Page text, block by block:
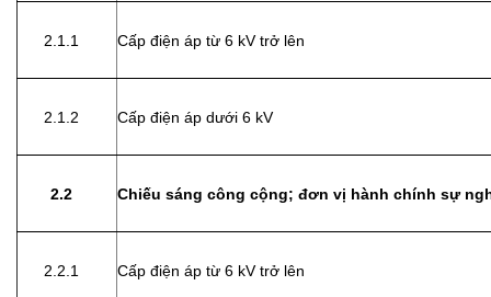
2.1.1 Cấp điện áp từ 6 kV trở lên
2.1.2 Cấp điện áp dưới 6 kV
2.2 Chiếu sáng công cộng; đơn vị hành chính sự
2.2.1 Cấp điện áp từ 6 kV trở lên